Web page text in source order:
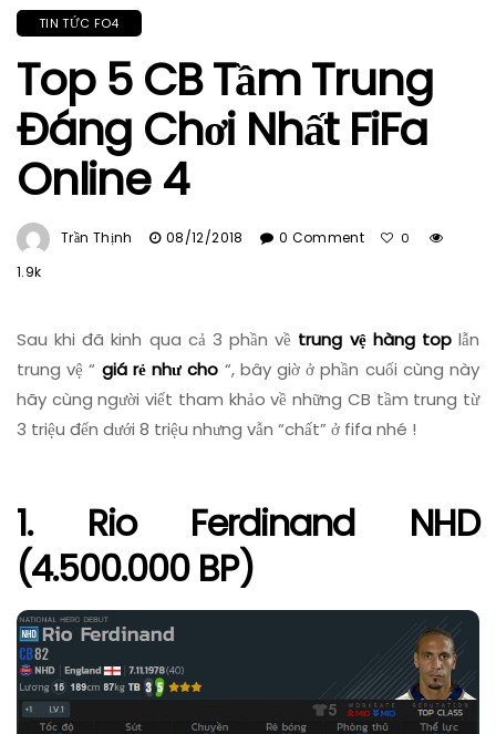
TIN TỨC FO4
Top 5 CB Tầm Trung
Đáng Chơi Nhất FiFa
Online 4
Trần Thịnh 08/12/2018 0 Comment 0
1.9k
Sau khi đã kinh qua cả 3 phần về trung vệ hàng toplẫn
trung vệ “ giá rẻ như cho “, bây giờ ở phần cuối cùng này
hãy cùng người viết tham khảo về những CB tầm trung từ
3 triệu đến dưới 8 triệu nhưng vẫn “chất” ở fifa nhé !
1. Rio Ferdinand NHD
(4.500.000 BP)